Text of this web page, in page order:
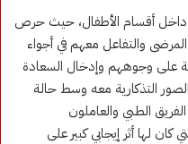
داخل أقسام الأطفال، حيث حرص
والتفاعل معهم في أجواء
على وجوههم وإدخال السعادة
التذكارية معه وسط حالة
الطبي والعاملون
لها أثر إيجابي كبير على